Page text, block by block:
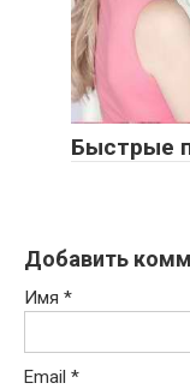
Быстрые
Добавить
Имя *
Email *